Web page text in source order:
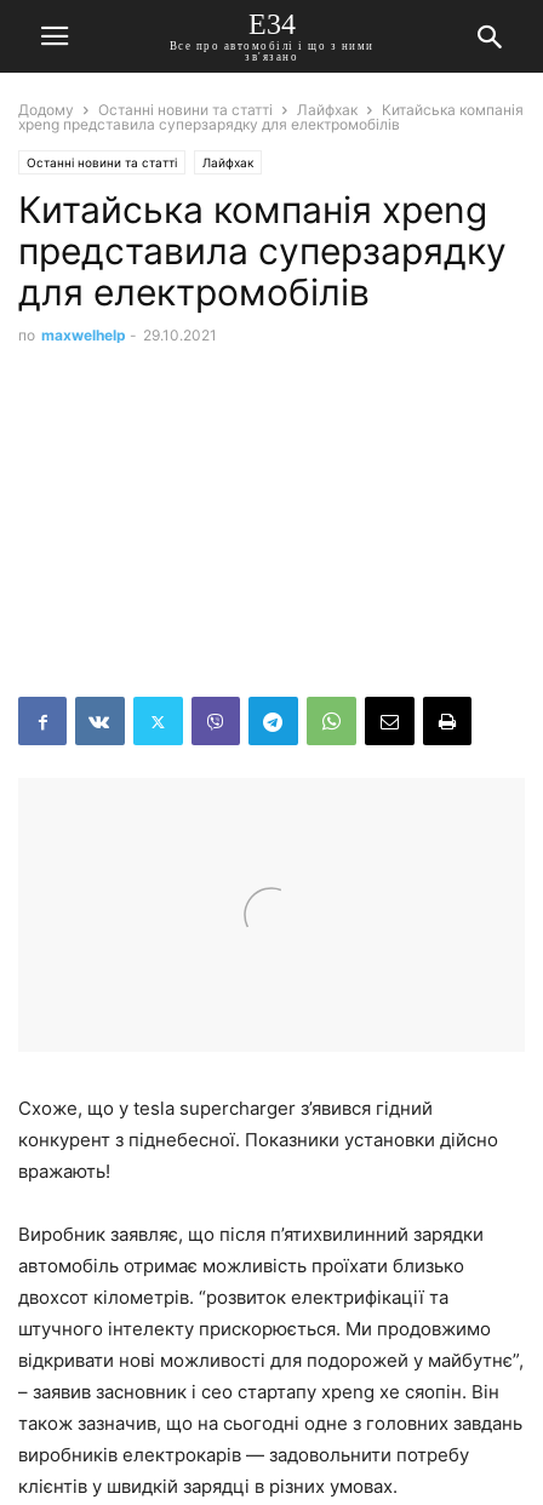
E34
Все про автомобілі і що з ними
зв'язано
Додому Останні новини та статті Лайфхак
Китайська компанія
xpeng представила суперзарядку для електромобілів
Останні новини та статті Лайфхак
Китайська компанія xpeng
представила суперзарядку
для електромобілів
по maxwelhelp - 29.10.2021
Схоже, що у tesla supercharger з’явився гідний
конкурент з піднебесної. Показники установки дійсно
вражають!
Виробник заявляє, що після п’ятихвилинний зарядки
автомобіль отримає можливість проїхати близько
двохсот кілометрів. “розвиток електрифікації та
штучного інтелекту прискорюється. Ми продовжимо
відкривати нові можливості для подорожей у майбутнє”,
– заявив засновник і ceo стартапу xpeng хе сяопін. Він
також зазначив, що на сьогодні одне з головних завдань
виробників електрокарів — задовольнити потребу
клієнтів у швидкій зарядці в різних умовах.